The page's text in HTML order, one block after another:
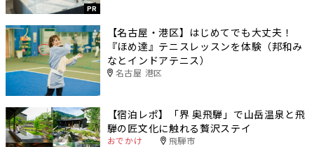
PR
【名古屋・港区】はじめてでも大丈夫！
『ほめ達』テニスレッスンを体験（邦和み
なとインドアテニス）
名古屋 港区
【宿泊レポ】「界 奥飛騨」で山岳温泉と飛
騨の匠文化に触れる贅沢ステイ
おでかけ 飛騨市